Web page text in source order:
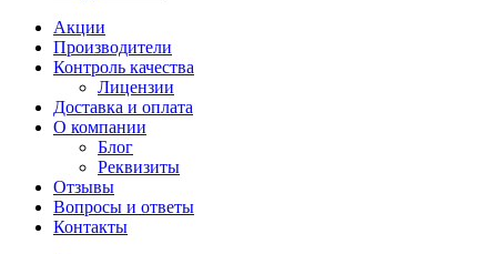
Акции
Производители
Контроль качества
Лицензии
Доставка и оплата
О компании
Блог
Реквизиты
Отзывы
Вопросы и ответы
Контакты